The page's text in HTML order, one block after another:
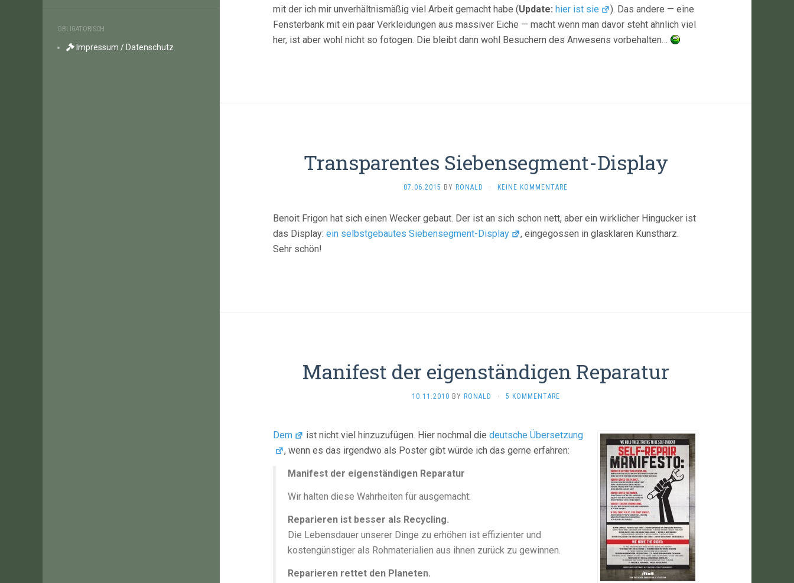
OBLIGATORISCH
Impressum / Datenschutz
mit der ich mir unverhältnismäßig viel Arbeit gemacht habe (Update: hier ist sie
). Das andere — eine
Fensterbank mit ein paar Verkleidungen aus massiver Eiche — macht wenn man davor steht ähnlich viel
her, ist aber wohl nicht so fotogen. Die bleibt dann wohl Besuchern des Anwesens vorbehalten…
Transparentes Siebensegment-Display
07.06.2015 BY RONALD · KEINE KOMMENTARE
Benoit Frigon hat sich einen Wecker gebaut. Der ist an sich schon nett, aber ein wirklicher Hingucker ist
das Display: ein selbstgebautes Siebensegment-Display
, eingegossen in glasklaren Kunstharz.
Sehr schön!
Manifest der eigenständigen Reparatur
10.11.2010 BY RONALD · 5 KOMMENTARE
Dem ist nicht viel hinzuzufügen. Hier nochmal diedeutsche Übersetzung
, wenn es das irgendwo als Poster gibt würde ich das gerne erfahren:
Manifest der eigenständigen Reparatur
Wir halten diese Wahrheiten für ausgemacht:
Reparieren ist besser als Recycling.
Die Lebensdauer unserer Dinge zu erhöhen ist effizienter und
kostengünstiger als Rohmaterialien aus ihnen zurück zu gewinnen.
Reparieren rettet den Planeten.